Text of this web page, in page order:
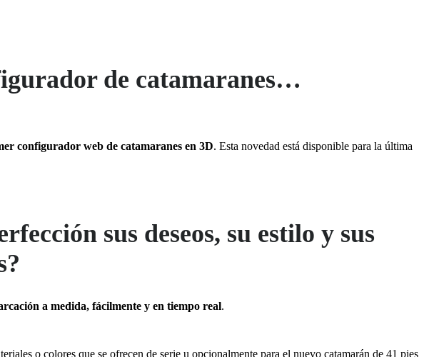
de catamaranes…
configurador web de catamaranes en 3D. Esta novedad está disponible para la última
sus deseos, su estilo y sus
a medida, fácilmente y en tiempo real.
o colores que se ofrecen de serie u opcionalmente para el nuevo catamarán de 41 pies